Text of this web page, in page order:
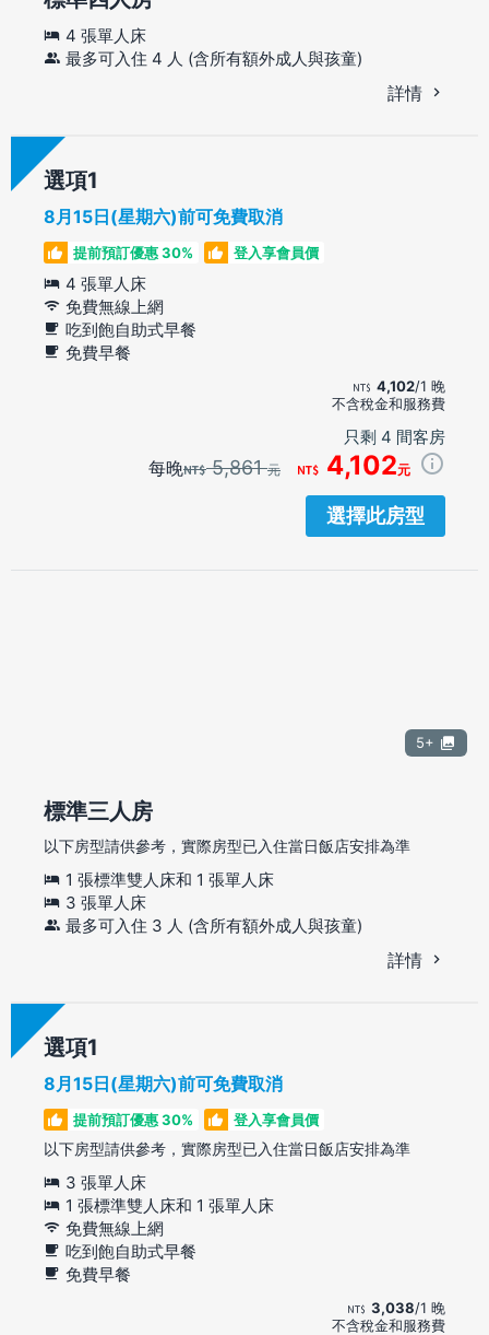
4 張單人床
最多可入住 4 人 (含所有額外成人與孩童)
詳情
選項
8月15日(星期六)前可免費取消
提前預訂優惠 30% 登入享會員價
4 張單人床
免費無線上網
吃到飽自助式早餐
免費早餐
4,102/1 晚
不含稅金和服務費
只剩 4 間客房
每晚 5,861元 4,102元
選擇此房型
5+
標準三人房
以下房型請供參考，實際房型已入住當日飯店安排為準
1 張標準雙人床和 1 張單人床
3 張單人床
最多可入住 3 人 (含所有額外成人與孩童)
詳情
選項
8月15日(星期六)前可免費取消
提前預訂優惠 30% 登入享會員價
以下房型請供參考，實際房型已入住當日飯店安排為準
3 張單人床
1 張標準雙人床和 1 張單人床
免費無線上網
吃到飽自助式早餐
免費早餐
3,038/1 晚
不含稅金和服務費